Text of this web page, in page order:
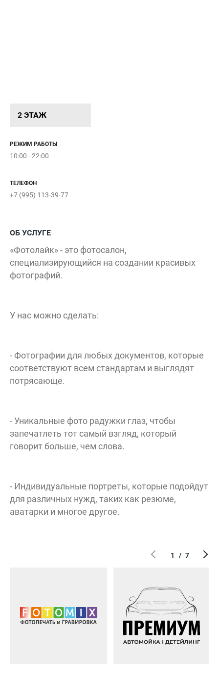
2 ЭТАЖ
РЕЖИМ РАБОТЫ
10:00 - 22:00
ТЕЛЕФОН
+7 (995) 113-39-77
ОБ УСЛУГЕ
«Фотолайк» - это фотосалон,
специализирующийся на создании красивых
фотографий.
У нас можно сделать:
- Фотографии для любых документов, которые
соответствуют всем стандартам и выглядят
потрясающе.
- Уникальные фото радужки глаз, чтобы
запечатлеть тот самый взгляд, который
говорит больше, чем слова.
- Индивидуальные портреты, которые подойдут
для различных нужд, таких как резюме,
аватарки и многое другое.
1 / 7